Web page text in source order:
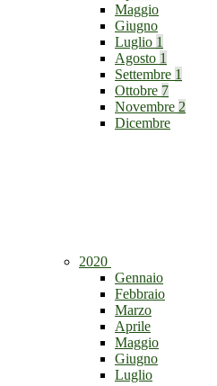
Maggio
Giugno
Luglio 1
Agosto 1
Settembre 1
Ottobre 7
Novembre 2
Dicembre
2020
Gennaio
Febbraio
Marzo
Aprile
Maggio
Giugno
Luglio